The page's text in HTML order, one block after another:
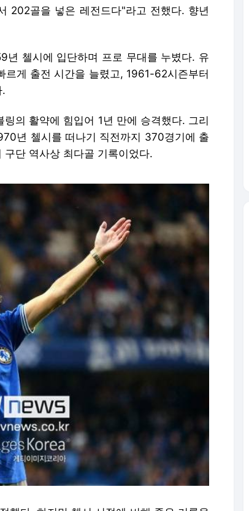
202골을 넣은 레전드다"라고 전했다. 향년
년 첼시에 입단하며 프로 무대를 누볐다. 유
게 출전 시간을 늘렸고, 1961-62시즌부터
.
의 활약에 힘입어 1년 만에 승격했다. 그리
년 첼시를 떠나기 직전까지 370경기에 출
단 역사상 최다골 기록이었다.